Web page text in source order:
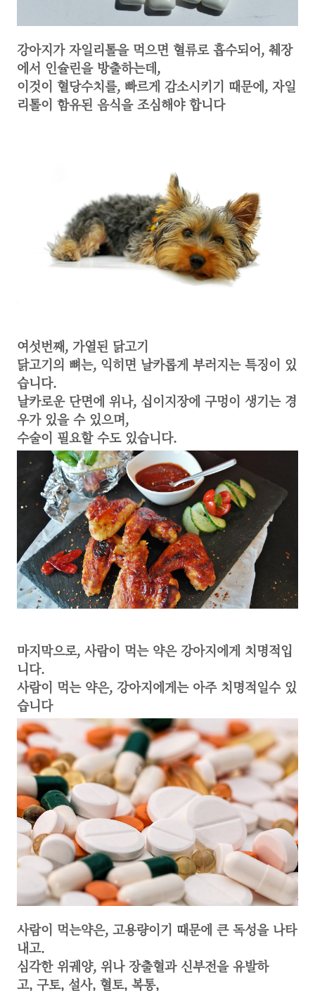
강아지가 자일리톨을 먹으면 혈류로 흡수되어, 췌장
에서 인슐린을 방출하는데,
이것이 혈당수치를, 빠르게 감소시키기 때문에, 자일
리톨이 함유된 음식을 조심해야 합니다
여섯번째, 가열된 닭고기
닭고기의 뼈는, 익히면 날카롭게 부러지는 특징이 있
습니다.
날카로운 단면에 위나, 십이지장에 구멍이 생기는 경
우가 있을 수 있으며,
수술이 필요할 수도 있습니다.
마지막으로, 사람이 먹는 약은 강아지에게 치명적입
니다.
사람이 먹는 약은, 강아지에게는 아주 치명적일수 있
습니다
​사람이 먹는약은, 고용량이기 때문에 큰 독성을 나타
내고.
심각한 위궤양, 위나 장출혈과 신부전을 유발하
고, 구토, 설사, 혈토, 복통,